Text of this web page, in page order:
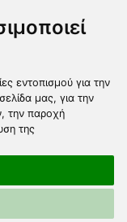
εντοπισμού για την
μας, για την
την παροχή
της